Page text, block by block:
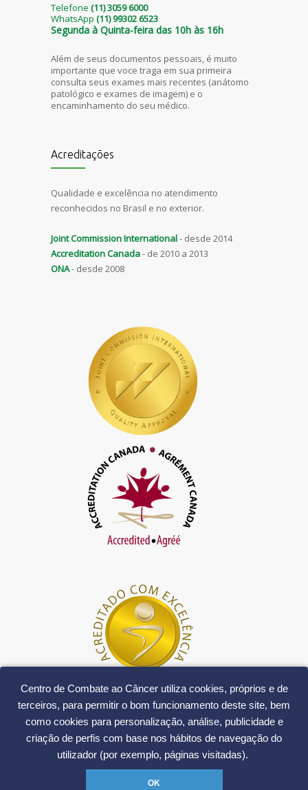
Centro de Combate ao Câncer utiliza cookies, próprios e de
terceiros, para permitir o bom funcionamento deste site, bem
como cookies para personalização, análise, publicidade e
criação de perfis com base nos hábitos de navegação do
utilizador (por exemplo, páginas visitadas).
OK
Telefone (11) 3059 6000
WhatsApp (11) 99302 6523
Segunda à Quinta-feira das 10h às 16h
Além de seus documentos pessoais, é muito
importante que voce traga em sua primeira
consulta seus exames mais recentes (anátomo
patológico e exames de imagem) e o
encaminhamento do seu médico.
Acreditações
Qualidade e excelência no atendimento
reconhecidos no Brasil e no exterior.
Joint Commission International- desde 2014
Accreditation Canada- de 2010 a 2013
ONA- desde 2008